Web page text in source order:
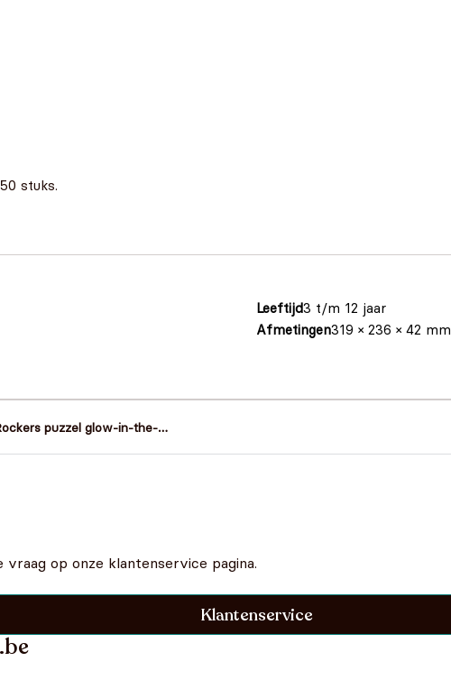
stuks.
Leeftijd3 t/m 12 jaar
Afmetingen319 × 236 × 42 mm
puzzel glow-in-the-
op onze klantenservice pagina.
Klantenservice